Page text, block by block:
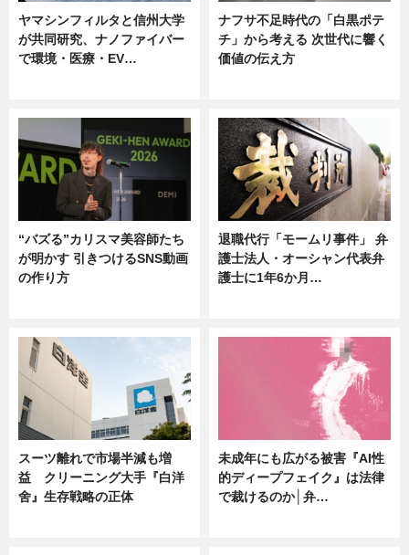
ヤマシンフィルタと信州大学
が共同研究、ナノファイバー
で環境・医療・EV…
ナフサ不足時代の「白黒ポテ
チ」から考える 次世代に響く
価値の伝え方
“バズる”カリスマ美容師たち
が明かす 引きつけるSNS動画
の作り方
退職代行「モームリ事件」 弁
護士法人・オーシャン代表弁
護士に1年6か月…
スーツ離れで市場半減も増
益 クリーニング大手『白洋
舍』生存戦略の正体
未成年にも広がる被害『AI性
的ディープフェイク』は法律
で裁けるのか│弁…